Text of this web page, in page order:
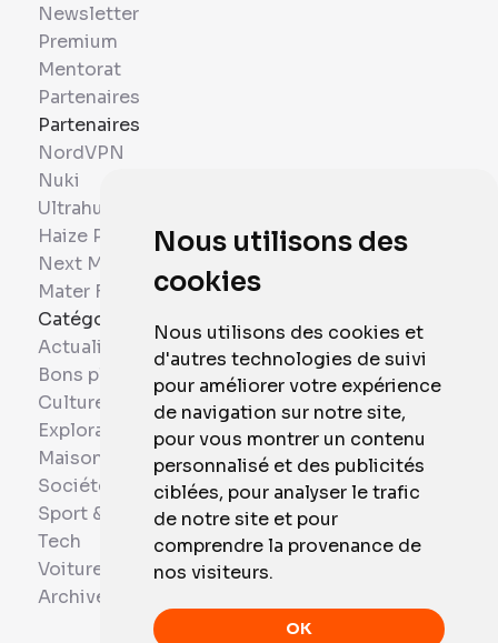
Nous utilisons des
cookies
Nous utilisons des cookies et
d'autres technologies de suivi
pour améliorer votre expérience
de navigation sur notre site,
pour vous montrer un contenu
personnalisé et des publicités
ciblées, pour analyser le trafic
de notre site et pour
comprendre la provenance de
nos visiteurs.
OK
Newsletter
Premium
Mentorat
Partenaires
Partenaires
NordVPN
Nuki
Ultrahuman
Haize Project
Next Mobiles
Mater France
Catégories
Actualités
Bons plans
Culture
Exploration
Maison et Domotique
Société
Sport & Santé
Tech
Voitures
Archives